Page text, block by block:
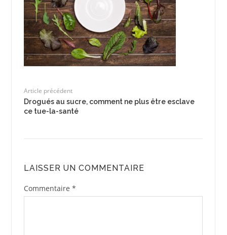
Article précédent
Drogués au sucre, comment ne plus être esclave
ce tue-la-santé
LAISSER UN COMMENTAIRE
Commentaire *